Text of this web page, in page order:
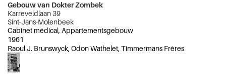
Gebouw van Dokter Zombek
Karreveldlaan 39
Sint-Jans-Molenbeek
Cabinet médical, Appartementsgebouw
1961
Raoul J. Brunswyck, Odon Wathelet, Timmermans Frères